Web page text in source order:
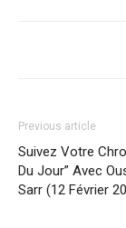
Previous article
Suivez Votre
Du Jour” Avec
Sarr (12 Février